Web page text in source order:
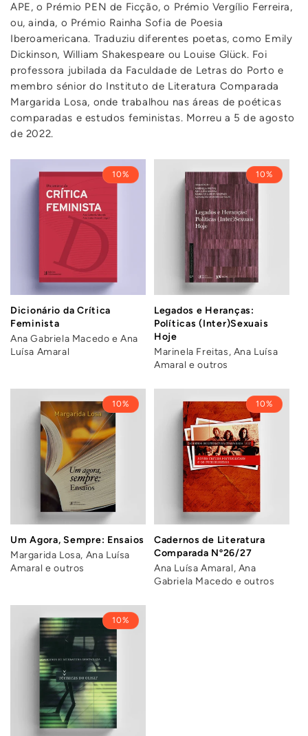
APE, o Prémio PEN de Ficção, o Prémio Vergílio Ferreira,
ou, ainda, o Prémio Rainha Sofia de Poesia
Iberoamericana. Traduziu diferentes poetas, como Emily
Dickinson, William Shakespeare ou Louise Glück. Foi
professora jubilada da Faculdade de Letras do Porto e
membro sénior do Instituto de Literatura Comparada
Margarida Losa, onde trabalhou nas áreas de poéticas
comparadas e estudos feministas. Morreu a 5 de agosto
de 2022.
10%
Dicionário da Crítica
Feminista
Ana Gabriela Macedo e Ana
Luísa Amaral
10%
Legados e Heranças:
Políticas (Inter)Sexuais
Hoje
Marinela Freitas, Ana Luísa
Amaral e outros
10%
Um Agora, Sempre: Ensaios
Margarida Losa, Ana Luísa
Amaral e outros
10%
Cadernos de Literatura
Comparada Nº26/27
Ana Luísa Amaral, Ana
Gabriela Macedo e outros
10%